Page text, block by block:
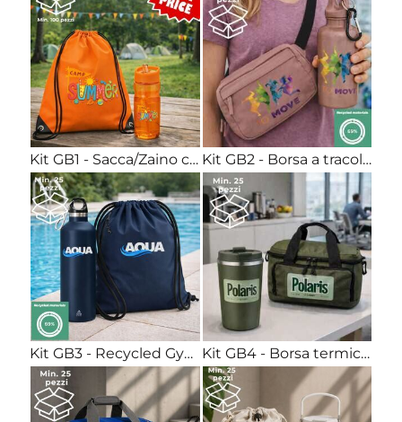
Kit GB1 - Sacca/Zaino con Lacci+Borraccia 650ml Pet riciclabile Stampa full color inclusa Kit GB2 - Borsa a tracolla tessuto GRS + Borraccia 400ml plastica riciclata RCS Stampa full color inclusa
Kit GB3 - Recycled Gymsac con zip + Borraccia termica 500ml acciaio Stampa full color inclusa Kit GB4 - Borsa termica mini + Bicchiere termico 350ml acciaio Stampa full color inclusa